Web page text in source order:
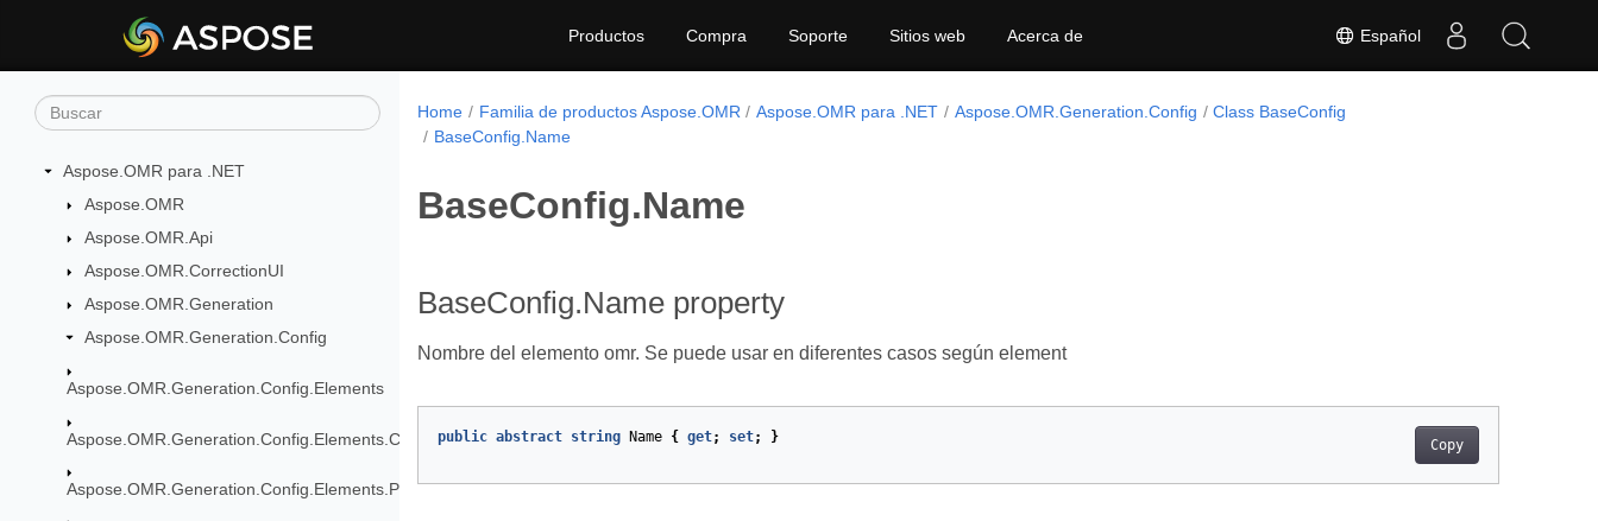
Español
Productos Compra Soporte Sitios web Acerca de
Aspose.OMR para .NET
Aspose.OMR
Aspose.OMR.Api
Aspose.OMR.CorrectionUI
Aspose.OMR.Generation
Aspose.OMR.Generation.Config
Aspose.OMR.Generation.Config.Elements
Aspose.OMR.Generation.Config.Elements.CustomAnswerSheet
Aspose.OMR.Generation.Config.Elements.Parents
Home Familia de productos Aspose.OMR Aspose.OMR para .NET Aspose.OMR.Generation.Config
Class BaseConfig
BaseConfig.Name
BaseConfig.Name
BaseConfig.Name property
Nombre del elemento omr. Se puede usar en diferentes casos según element
Copy
public abstract string Name { get; set; }